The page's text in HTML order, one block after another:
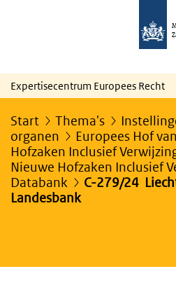
Expertisecentrum Europees Recht
Start Thema's
organen
Europees Hof
Hofzaken Inclusief
Nieuwe Hofzaken Inclusief
Databank
C-279/24
Landesbank